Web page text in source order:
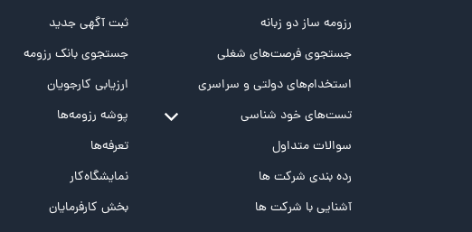
رزومه ساز دو زبانه
جستجوی فرصت‌های شغلی
استخدام‌های دولتی و سراسری
تست‌های خود شناسی
تست MBTI
تست تیپ سنجی شغلی Holland
تست NEO
سوالات متداول
رده بندی شرکت ها
آشنایی با شرکت ها
ثبت آگهی جدید
جستجوی بانک رزومه
ارزیابی کارجویان
پوشه‌‌ رزومه‌ها
تعرفه‌ها
نمایشگاه‌کار
بخش کارفرمایان